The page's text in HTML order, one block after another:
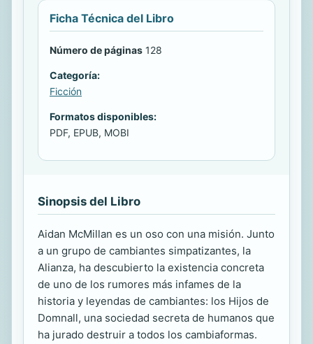
Ficha Técnica del Libro
Número de páginas 128
Categoría:
Ficción
Formatos disponibles:
PDF, EPUB, MOBI
Sinopsis del Libro
Aidan McMillan es un oso con una misión. Junto
a un grupo de cambiantes simpatizantes, la
Alianza, ha descubierto la existencia concreta
de uno de los rumores más infames de la
historia y leyendas de cambiantes: los Hijos de
Domnall, una sociedad secreta de humanos que
ha jurado destruir a todos los cambiaformas.